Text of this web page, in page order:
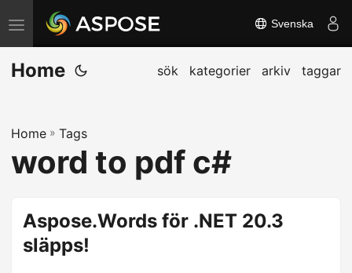
V
ä
x
n
a
g
Svenska
Home sök kategorier arkiv taggar
Home » Tags
word to pdf c#
Aspose.Words för .NET 20.3
släpps!